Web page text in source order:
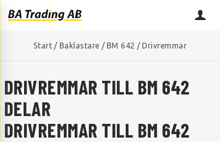
Start / Baklastare / BM 642 / Drivremmar
DRIVREMMAR TILL BM 642
DELAR
DRIVREMMAR TILL BM 642